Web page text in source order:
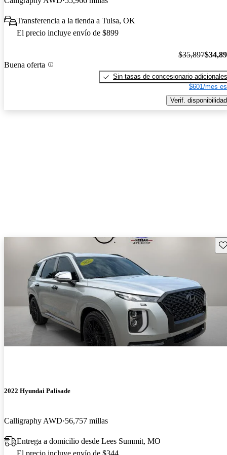
Transferencia a la tienda a Tulsa, OK
El precio incluye envío de $899
Buena oferta
$35,897
Sin tasas de concesionario adicionales
$601/mes
Verif. disponibilidad
2022 Hyundai Palisade
Calligraphy AWD 56,757 millas
Entrega a domicilio desde Lees Summit, MO